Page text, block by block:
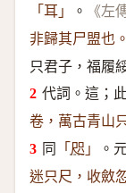
「耳」 。 《左
非歸其尸盟也。
只君子，福履
代詞。這；
卷，萬古青山
同 「 咫」 。
迷只尺，收斂